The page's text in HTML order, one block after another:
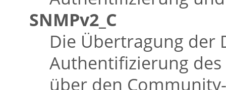
SNMPv2_C
Die Übertragung der
Authentifizierung
über den